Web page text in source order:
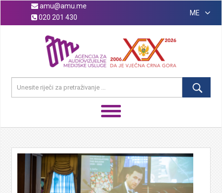
amu@amu.me
020 201 430
ME